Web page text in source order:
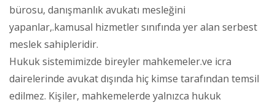
bürosu, danışmanlık avukatı mesleğini
yapanlar,.kamusal hizmetler sınıfında yer alan serbest
meslek sahipleridir.
Hukuk sistemimizde bireyler mahkemeler.ve icra
dairelerinde avukat dışında hiç kimse tarafından temsil
edilmez. Kişiler, mahkemelerde yalnızca hukuk